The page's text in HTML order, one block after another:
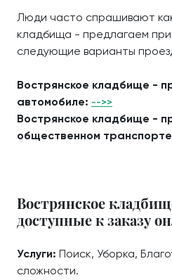
Люди часто спрашивают
кладбища - предлагаем
следующие варианты
Вострянское кладбище -
автомобиле: -->>
Вострянское кладбище -
общественном
Вострянское
доступные к заказу
Услуги: Поиск, Уборка,
сложности.